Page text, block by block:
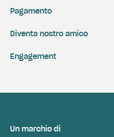
Pagamento
Engagement
Diventa nostro amico
Un marchio di